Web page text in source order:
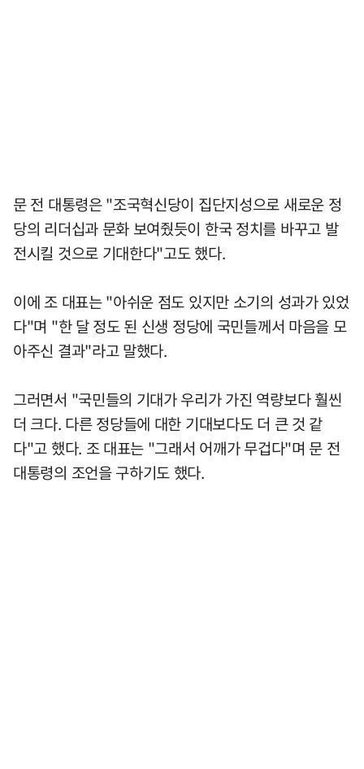
문 전 대통령은 "조국혁신당이 집단지성으로 새로운 정
당의 리더십과 문화 보여줬듯이 한국 정치를 바꾸고 발
전시킬 것으로 기대한다"고도 했다.
이에 조 대표는 "아쉬운 점도 있지만 소기의 성과가 있었
다"며 "한 달 정도 된 신생 정당에 국민들께서 마음을 모
아주신 결과"라고 말했다.
그러면서 "국민들의 기대가 우리가 가진 역량보다 훨씬
더 크다. 다른 정당들에 대한 기대보다도 더 큰 것 같
다"고 했다. 조 대표는 "그래서 어깨가 무겁다"며 문 전
대통령의 조언을 구하기도 했다.